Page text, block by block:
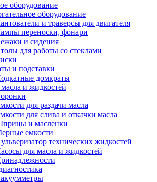
оборудование
оборудование
и траверсы для двигателя
переноски, фонари
и сидения
для работы со стеклами
и подставки
домкраты
и жидкостей
для раздачи масла
для слива и откачки масла
и масленки
емкости
технических жидкостей
для масла и жидкостей